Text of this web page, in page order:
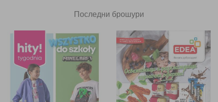
Последни брошури